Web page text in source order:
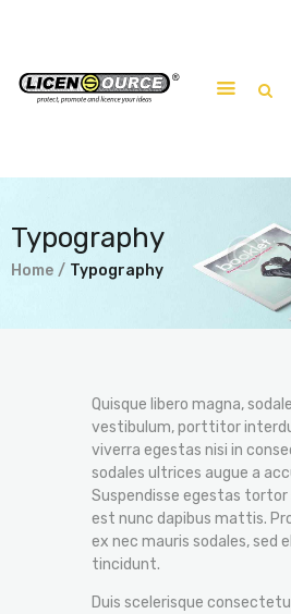
Typography
Home Typography
Quisque libero magna,
vestibulum, porttitor
viverra egestas nisi in
sodales ultrices augue a
Suspendisse egestas tortor
est nunc dapibus mattis.
ex nec mauris sodales, sed
tincidunt.
Duis scelerisque